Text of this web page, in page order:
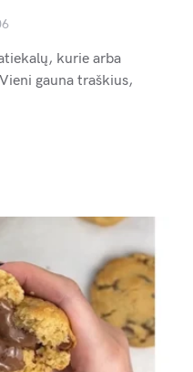
kurie arba
gauna traškius,